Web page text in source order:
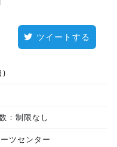
ツイートする
)
：制限なし
ツセンター